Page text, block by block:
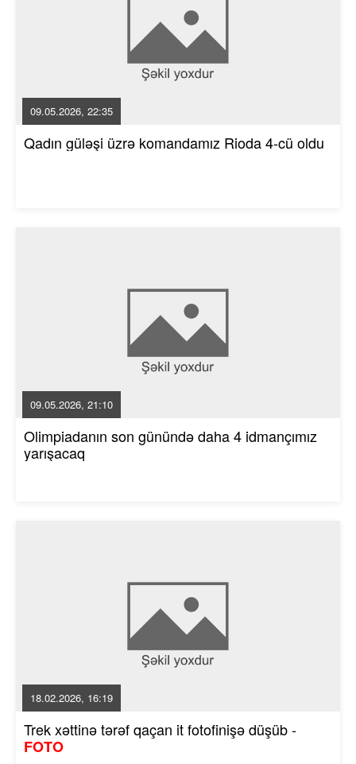
09.05.2026, 22:35
Qadın güləşi üzrə komandamız Rioda 4-cü oldu
09.05.2026, 21:10
Olimpiadanın son günündə daha 4 idmançımız
yarışacaq
18.02.2026, 16:19
Trek xəttinə tərəf qaçan it fotofinişə düşüb -
FOTO